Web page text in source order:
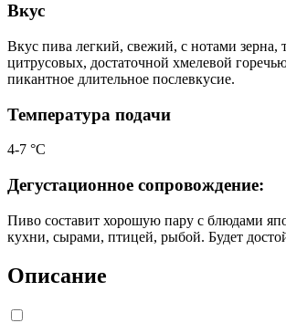
Вкус
Вкус пива легкий, свежий, с нотами зерна,
цитрусовых, достаточной хмелевой
пикантное длительное послевкусие.
Температура подачи
4-7 °С
Дегустационное сопровождение:
Пиво составит хорошую пару с блюдами
кухни, сырами, птицей, рыбой. Будет
Описание